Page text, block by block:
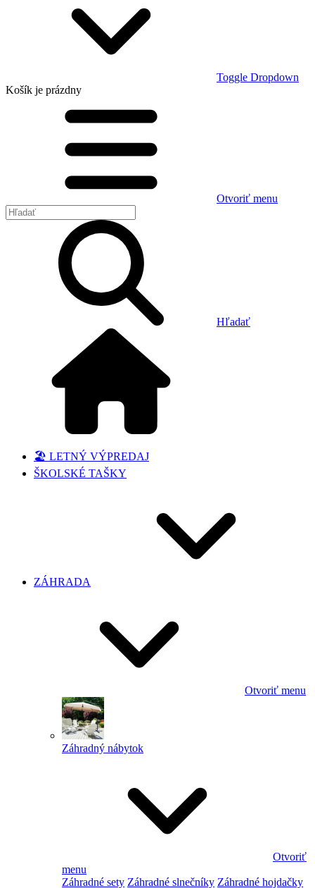
Toggle Dropdown
Košík je prázdny
Otvoriť menu
Hľadať
🏖️ LETNÝ VÝPREDAJ
ŠKOLSKÉ TAŠKY
ZÁHRADA
Otvoriť menu
Záhradný nábytok
Otvoriť
menu
Záhradné sety Záhradné slnečníky Záhradné hojdačky